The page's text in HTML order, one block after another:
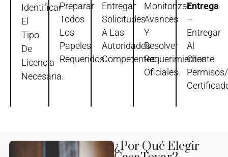
Identificar
El
Tipo
De
Licencia
Necesaria.
Preparar
Todos
Los
Papeles
Requeridos.
Entregar
Solicitudes
A Las
Autoridades
Competentes.
Monitorizar
Avances
Y
Resolver
Requerimientos
Oficiales.
Entrega
–
Entregar
Al
Cliente
¿Por Qué Elegir